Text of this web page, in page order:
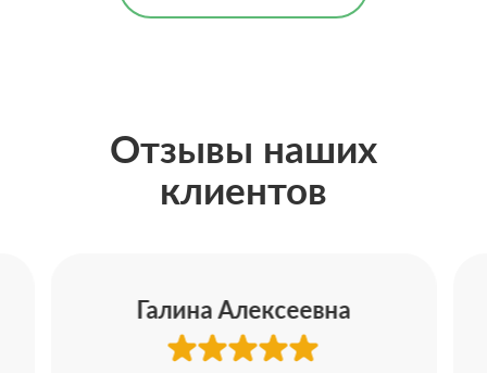
Отзывы наших
клиентов
Галина Алексеевна